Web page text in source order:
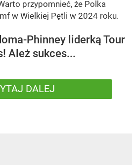
przypomnieć, że Polka
w Wielkiej Pętli w 2024 roku.
Phinney liderką Tour
Ależ sukces...
DALEJ